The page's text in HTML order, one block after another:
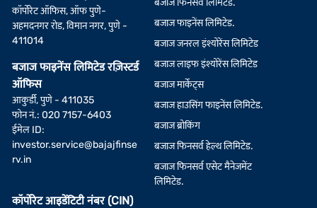
कॉर्पोरेट ऑफिस, ऑफ पुणे-
अहमदनगर रोड, विमान नगर, पुणे -
411014
बजाज फाइनेंस लिमिटेड रज़िस्टर्ड
ऑफिस
आकुर्डी, पुणे - 411035
फोन नं.: 020 7157-6403
ईमेल ID:
investor.service@bajajfinse
rv.in
कॉर्पोरेट आइडेंटिटी नंबर (CIN)
बजाज फिनसर्व लिमिटेड.
बजाज फाइनेंस लिमिटेड.
बजाज जनरल इंश्योरेंस लिमिटेड
बजाज लाइफ इंश्योरेंस लिमिटेड
बजाज मार्केट्स
बजाज हाउसिंग फाइनेंस लिमिटेड.
बजाज ब्रोकिंग
बजाज फिनसर्व हेल्थ लिमिटेड.
बजाज फिनसर्व एसेट मैनेजमेंट
लिमिटेड.